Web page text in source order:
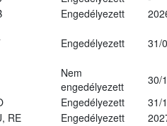
Engedélyezett
Engedélyezett 31/
Nem
engedélyezett
30/
Engedélyezett
31/
RE Engedélyezett